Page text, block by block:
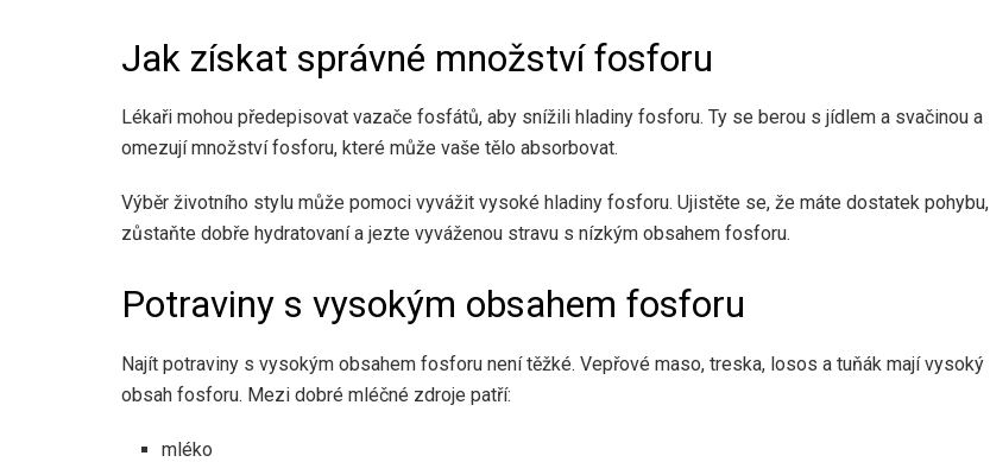
Jak získat správné množství fosforu
Lékaři mohou předepisovat vazače fosfátů, aby snížili hladiny fosforu. Ty se berou s jídlem a svačinou a
omezují množství fosforu, které může vaše tělo absorbovat.
Výběr životního stylu může pomoci vyvážit vysoké hladiny fosforu. Ujistěte se, že máte dostatek pohybu,
zůstaňte dobře hydratovaní a jezte vyváženou stravu s nízkým obsahem fosforu.
Potraviny s vysokým obsahem fosforu
Najít potraviny s vysokým obsahem fosforu není těžké. Vepřové maso, treska, losos a tuňák mají vysoký
obsah fosforu. Mezi dobré mléčné zdroje patří:
mléko